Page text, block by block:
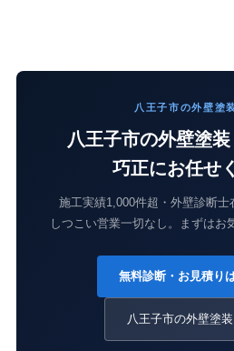
八王子市の外壁塗
八王子市の外壁塗
巧正にお任せ
施工実績1,000件超・外壁診断士
しつこい営業一切なし。まずはお
無料診断・お見積り
八王子市の外壁塗